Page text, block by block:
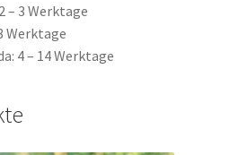
– 3 Werktage
Werktage
4 – 14 Werktage